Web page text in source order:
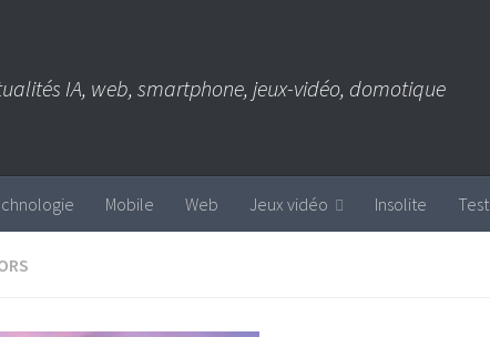
IA, web, smartphone, jeux-vidéo, domotique
Mobile Web Jeux vidéo Insolite Test